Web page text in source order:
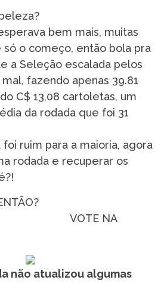
bem mais, muitas
o começo, então bola pra
a Seleção escalada pelos
fazendo apenas 39.81
C$ 13,08 cartoletas, um
da rodada que foi 31
foi ruim para a maioria, agora
rodada e recuperar os
NA
não atualizou algumas